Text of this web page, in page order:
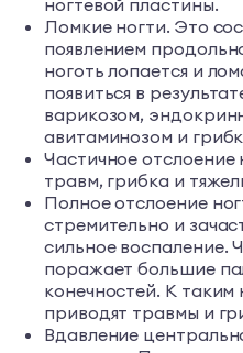
ногтевой пластины.
Ломкие ногти. Это
появлением
ноготь лопается и
появиться в
варикозом,
авитаминозом и
Частичное отслоение
травм, грибка и
Полное отслоение
стремительно и
сильное воспаление.
поражает большие
конечностей. К
приводят травмы и
Вдавление